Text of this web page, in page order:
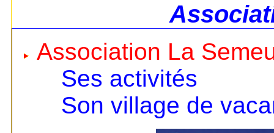
Association La
Ses activités
Son village de